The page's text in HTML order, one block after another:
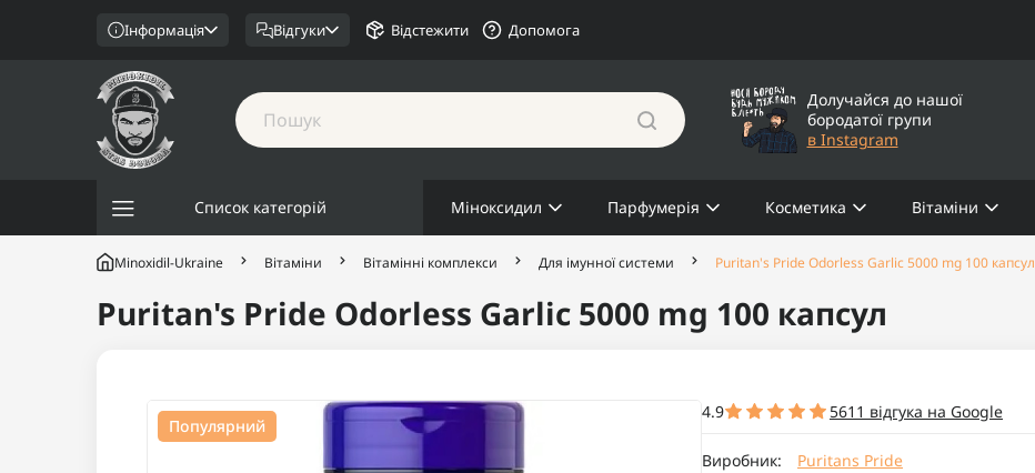
Інформація Відгуки Відстежити Допомога
Долучайся до нашої
бородатої групи
в Instagram
Список категорій Міноксидил Парфумерія Косметика Вітаміни
Minoxidil-Ukraine Вітаміни Вітамінні комплекси Для імунної системи Puritan's Pride Odorless Garlic 5000 mg 100 капсул
Puritan's Pride Odorless Garlic 5000 mg 100 капсул
Популярний
4.9 5611 відгука на Google
Виробник:
Puritans Pride